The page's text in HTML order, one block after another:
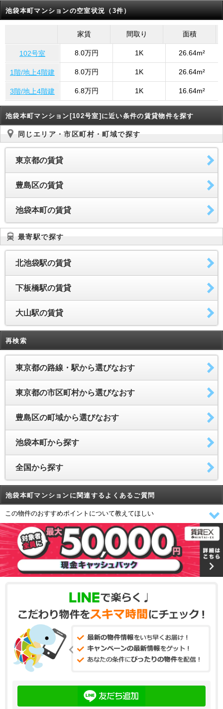
池袋本町マンションの空室状況（3件）
家賃 間取り 面積
102号室 8.0万円 1K 26.64m²
1階/地上4階建 8.0万円 1K 26.64m²
3階/地上4階建 6.8万円 1K 16.64m²
池袋本町マンション[102号室]に近い条件の賃貸物件を探す
同じエリア・市区町村・町域で探す
東京都の賃貸
豊島区の賃貸
池袋本町の賃貸
最寄駅で探す
北池袋駅の賃貸
下板橋駅の賃貸
大山駅の賃貸
再検索
東京都の路線・駅から選びなおす
東京都の市区町村から選びなおす
豊島区の町域から選びなおす
池袋本町から探す
全国から探す
池袋本町マンションに関連するよくあるご質問
この物件のおすすめポイントについて教えてほしい